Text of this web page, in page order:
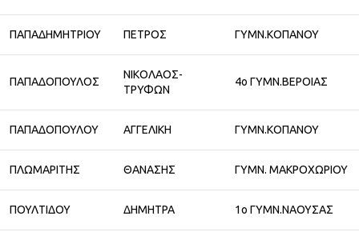
ΠΑΠΑΔΗΜΗΤΡΙΟΥ ΠΕΤΡΟΣ ΓΥΜΝ.ΚΟΠΑΝΟΥ
ΠΑΠΑΔΟΠΟΥΛΟΣ
ΝΙΚΟΛΑΟΣ-
ΤΡΥΦΩΝ
4ο ΓΥΜΝ.ΒΕΡΟΙΑΣ
ΠΑΠΑΔΟΠΟΥΛΟΥ ΑΓΓΕΛΙΚΗ ΓΥΜΝ.ΚΟΠΑΝΟΥ
ΠΛΩΜΑΡΙΤΗΣ ΘΑΝΑΣΗΣ ΓΥΜΝ. ΜΑΚΡΟΧΩΡΙΟΥ
ΠΟΥΛΤΙΔΟΥ ΔΗΜΗΤΡΑ 1ο ΓΥΜΝ.ΝΑΟΥΣΑΣ